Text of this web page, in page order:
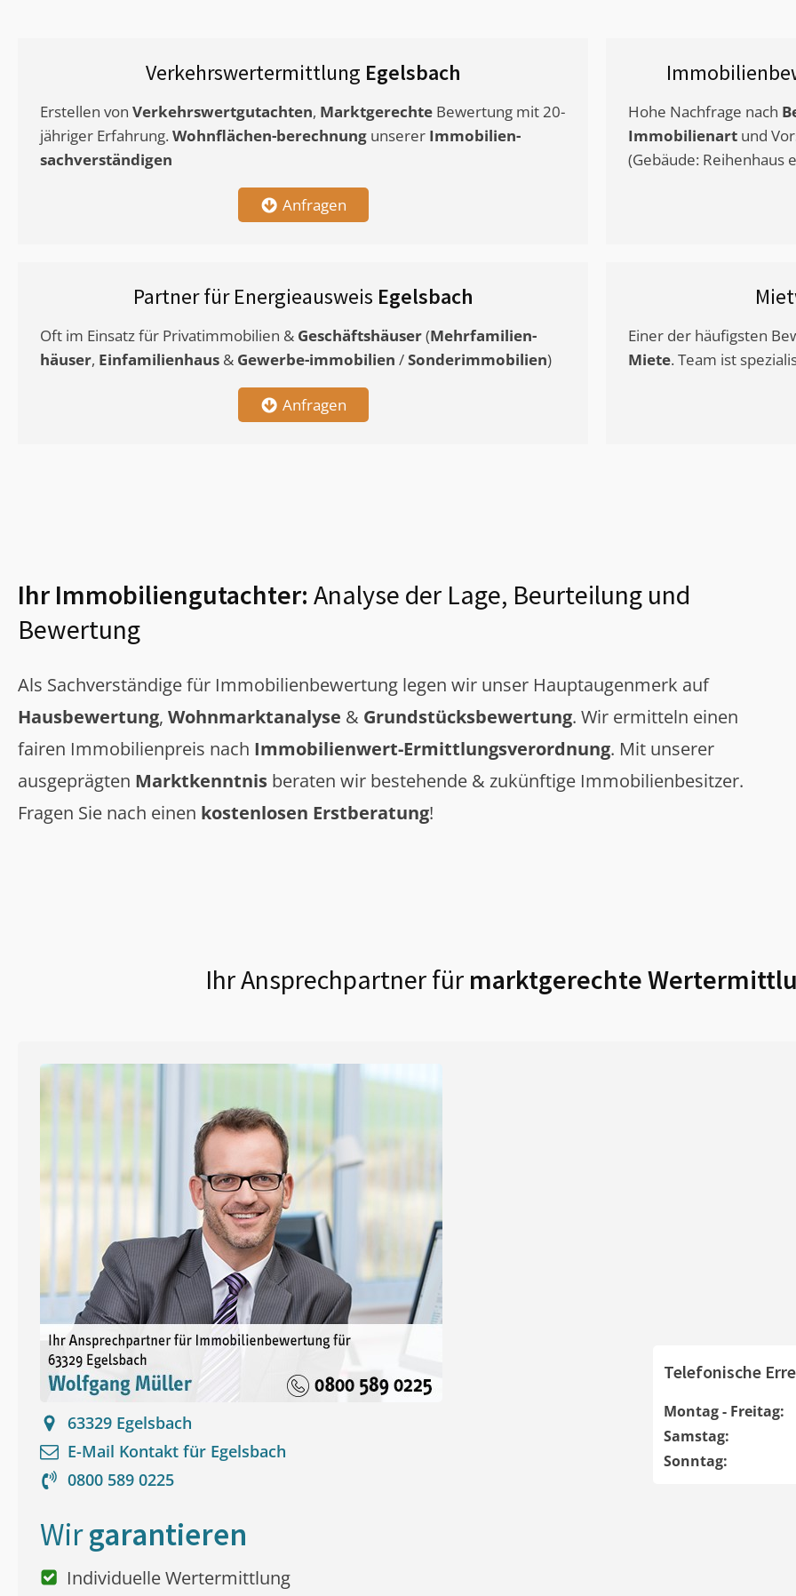
Verkehrswertermittlung Egelsbach
Erstellen von Verkehrswertgutachten, Marktgerechte Bewertung mit 20-
jähriger Erfahrung. Wohnflächen-berechnung unserer Immobilien-
sachverständigen
Anfragen
Hohe Nachfrage nach
Immobilienart und
(Gebäude: Reihenhaus
Partner für Energieausweis Egelsbach
Oft im Einsatz für Privatimmobilien & Geschäftshäuser(Mehrfamilien-
häuser, Einfamilienhaus & Gewerbe-immobilien /Sonderimmobilien)
Anfragen
Einer der häufigsten
Miete. Team ist
Ihr Immobiliengutachter: Analyse der Lage, Beurteilung und
Bewertung
Als Sachverständige für Immobilienbewertung legen wir unser Hauptaugenmerk auf
Hausbewertung, Wohnmarktanalyse & Grundstücksbewertung. Wir ermitteln einen
fairen Immobilienpreis nach Immobilienwert-Ermittlungsverordnung. Mit unserer
ausgeprägten Marktkenntnis beraten wir bestehende & zukünftige Immobilienbesitzer.
Fragen Sie nach einen kostenlosen Erstberatung!
Ihr Ansprechpartner für marktgerechte
63329 Egelsbach
E-Mail Kontakt für Egelsbach
0800 589 0225
Telefonische
Montag - Freitag:
Samstag:
Sonntag:
Wirgarantieren
Individuelle Wertermittlung